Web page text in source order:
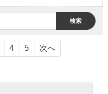
検索
4 5 次へ